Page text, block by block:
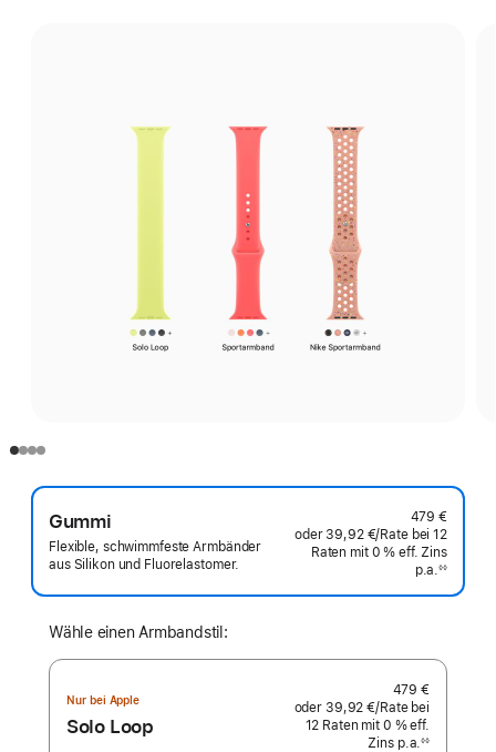
Gummi
Flexible, schwimmfeste Armbänder
aus Silikon und Fluorelastomer.
479 €
oder 39,92 €/Rate pro
Rate
bei 12
Raten Raten
mit 0 % eff. Zins
p.a.eff.
Zins p.a.
◊◊
Wähle einen Armbandstil:
Nur bei Apple
Solo Loop
479 €
oder 39,92 €/Rate pro
Rate
bei
12 RatenRaten
mit 0 % eff.
Zins p.a.eff.
◊◊